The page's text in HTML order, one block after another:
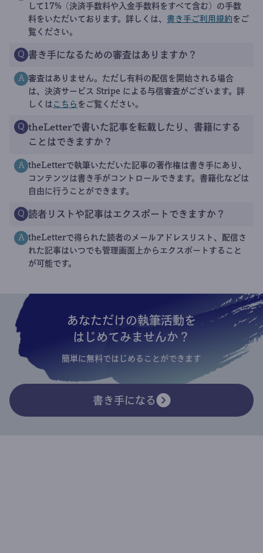
して17%（決済手数料や入金手数料をすべて含む）の手数
料をいただいております。詳しくは、 書き手ご利用規約 をご
覧ください。
Q 書き手になるための審査はありますか？
A 審査はありません。ただし有料の配信を開始される場合
は、決済サービス Stripe による与信審査がございます。詳
しくは こちら をご覧ください。
Q theLetterで書いた記事を転載したり、書籍にする
ことはできますか？
A theLetterで執筆いただいた記事の著作権は書き手にあり、
コンテンツは書き手がコントロールできます。書籍化などは
自由に行うことができます。
Q 読者リストや記事はエクスポートできますか？
A theLetterで得られた読者のメールアドレスリスト、配信さ
れた記事はいつでも管理画面上からエクスポートすること
が可能です。
あなただけの執筆活動を
はじめてみませんか？
簡単に無料ではじめることができます
書き手になる